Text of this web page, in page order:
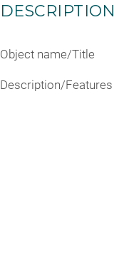
DESCRIPTION
Object name/Title
Description/Features